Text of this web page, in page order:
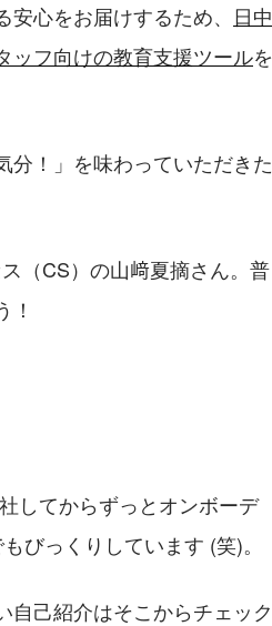
心をお届けするため、 日中
ッフ向けの教育支援ツールを
分！」を味わっていただきた
（CS）の山﨑夏摘さん。普
してからずっとオンボーデ
びっくりしています (笑)。
自己紹介はそこからチェック